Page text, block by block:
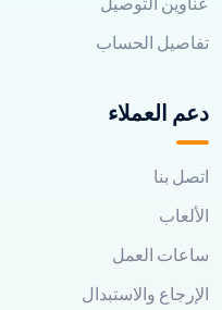
تفاصيل الحساب
دعم العملاء
اتصل بنا
الألعاب
ساعات العمل
الإرجاع والاستبدال